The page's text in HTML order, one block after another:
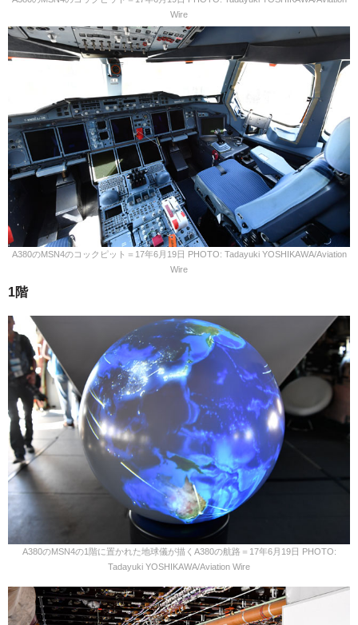
Wire
A380のMSN4のコックピット＝17年6月19日 PHOTO: Tadayuki YOSHIKAWA/Aviation
Wire
1階
A380のMSN4の1階に置かれた地球儀が描くA380の航路＝17年6月19日 PHOTO:
Tadayuki YOSHIKAWA/Aviation Wire